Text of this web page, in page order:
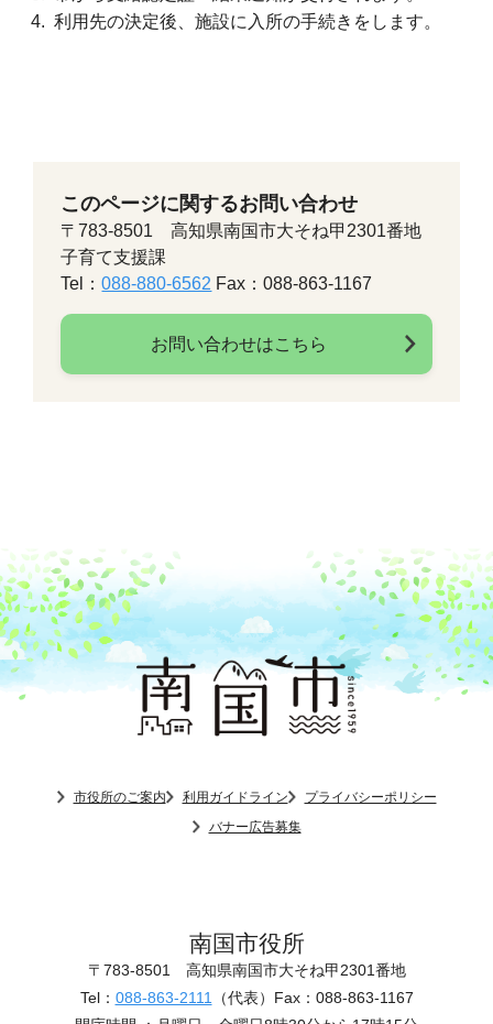
利用先の決定後、施設に入所の手続きをします。
このページに関するお問い合わせ
〒783-8501 高知県南国市大そね甲2301番地
子育て支援課
Tel：088-880-6562 Fax：088-863-1167
お問い合わせはこちら
市役所のご案内 利用ガイドライン
プライバシーポリシー
バナー広告募集
南国市役所
〒783-8501 高知県南国市大そね甲2301番地
Tel： 088-863-2111 （代表） Fax：088-863-1167